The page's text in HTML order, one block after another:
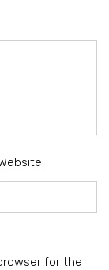
for the